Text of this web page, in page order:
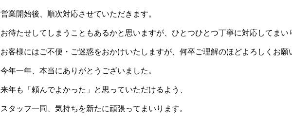
営業開始後、順次対応させていただきます。
お待たせしてしまうこともあるかと思いますが、ひとつひとつ丁寧に対応してまい
お客様にはご不便・ご迷惑をおかけいたしますが、何卒ご理解のほどよろしくお願
今年一年、本当にありがとうございました。
来年も「頼んでよかった」と思っていただけるよう、
スタッフ一同、気持ちを新たに頑張ってまいります。